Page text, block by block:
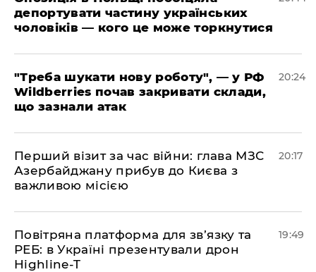
депортувати частину українських
чоловіків — кого це може торкнутися
​"Треба шукати нову роботу", — у РФ
Wildberries почав закривати склади,
що зазнали атак
20:24
​Перший візит за час війни: глава МЗС
Азербайджану прибув до Києва з
важливою місією
20:17
​Повітряна платформа для зв’язку та
РЕБ: в Україні презентували дрон
Highline-T
19:49